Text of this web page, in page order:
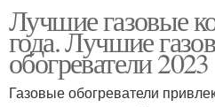
обогреватель
Лучшие газовые
года. Лучшие
обогреватели 2023
Газовые обогреватели